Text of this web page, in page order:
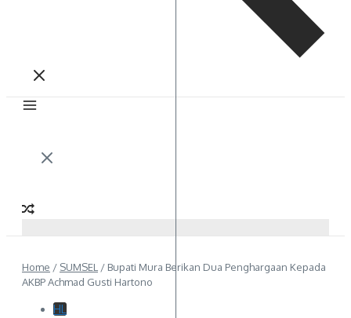
Home / SUMSEL / Bupati Mura Berikan Dua Penghargaan Kepada
AKBP Achmad Gusti Hartono
HL